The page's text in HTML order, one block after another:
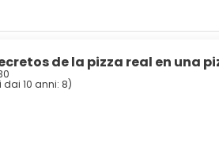
de la pizza real en una
dai 10 anni: 8)